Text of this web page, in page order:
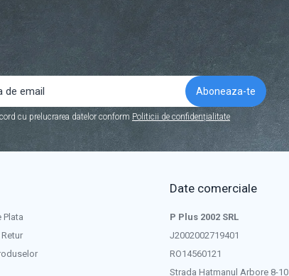
cu prelucrarea datelor conform Politicii de confidențialitate
Plata
Date comerciale
P Plus 2002 SRL
J2002002719401
RO14560121
Strada Hatmanul Arbore 8-10